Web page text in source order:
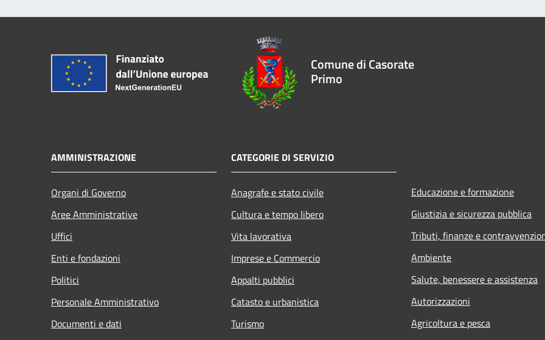
Comune di Casorate
Primo
AMMINISTRAZIONE
Organi di Governo
Aree Amministrative
Uffici
Enti e fondazioni
Politici
Personale Amministrativo
Documenti e dati
CATEGORIE DI SERVIZIO
Anagrafe e stato civile
Cultura e tempo libero
Vita lavorativa
Imprese e Commercio
Appalti pubblici
Catasto e urbanistica
Turismo
Educazione e formazione
Giustizia e sicurezza pubblica
Tributi, finanze e
Ambiente
Salute, benessere e assistenza
Autorizzazioni
Agricoltura e pesca